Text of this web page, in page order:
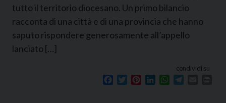
tutto il territorio diocesano. Un primo bilancio
racconta di una città e di una provincia che hanno
saputo rispondere generosamente all’appello
lanciato […]
condividi su
Facebook
TwitterPinterestLinkedInWhatsApp